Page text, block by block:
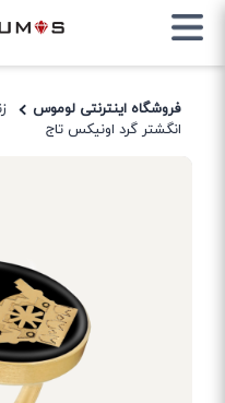
فروشگاه اینترنتی لوموس
انگشتر گرد اونیکس تاج